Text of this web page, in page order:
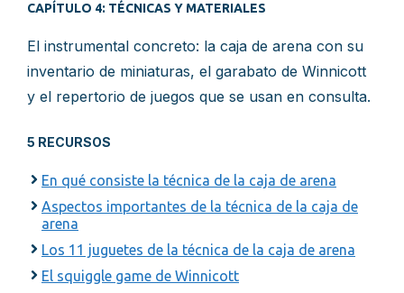
CAPÍTULO 4: TÉCNICAS Y MATERIALES
El instrumental concreto: la caja de arena con su
inventario de miniaturas, el garabato de Winnicott
y el repertorio de juegos que se usan en consulta.
5 RECURSOS
En qué consiste la técnica de la caja de arena
Aspectos importantes de la técnica de la caja de
arena
Los 11 juguetes de la técnica de la caja de arena
El squiggle game de Winnicott